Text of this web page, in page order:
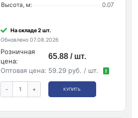
Высота, м:
0.07
На складе 2 шт.
Обновлено 07.08.2026
Розничная
цена:
65.88 / шт.
Оптовая цена: 59.29 руб. / шт. !
- + КУПИТЬ